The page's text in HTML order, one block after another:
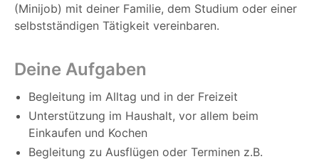
(Minijob) mit deiner Familie, dem Studium oder einer
selbstständigen Tätigkeit vereinbaren.
Deine Aufgaben
Begleitung im Alltag und in der Freizeit
Unterstützung im Haushalt, vor allem beim
Einkaufen und Kochen
Begleitung zu Ausflügen oder Terminen z.B.